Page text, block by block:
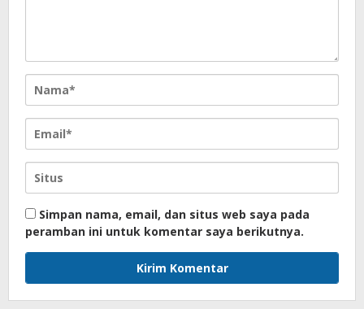
Simpan nama, email, dan situs web saya pada
peramban ini untuk komentar saya berikutnya.